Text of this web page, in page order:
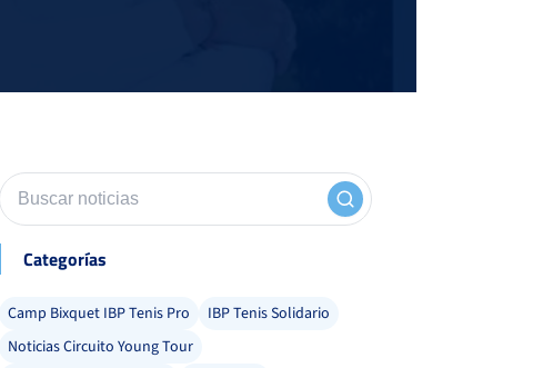
Categorías
Camp Bixquet IBP Tenis Pro
IBP Tenis Solidario
Noticias Circuito Young Tour